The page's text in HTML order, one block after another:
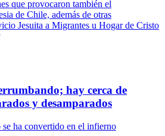
que provocaron también el
de Chile, además de otras
Jesuita a Migrantes u Hogar de Cristo
hay cerca de
y desamparados
ha convertido en el infierno